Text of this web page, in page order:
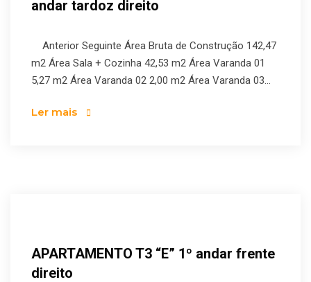
andar tardoz direito
Anterior Seguinte Área Bruta de Construção 142,47
m2 Área Sala + Cozinha 42,53 m2 Área Varanda 01
5,27 m2 Área Varanda 02 2,00 m2 Área Varanda 03...
Ler mais
APARTAMENTO T3 “E” 1º andar frente
direito